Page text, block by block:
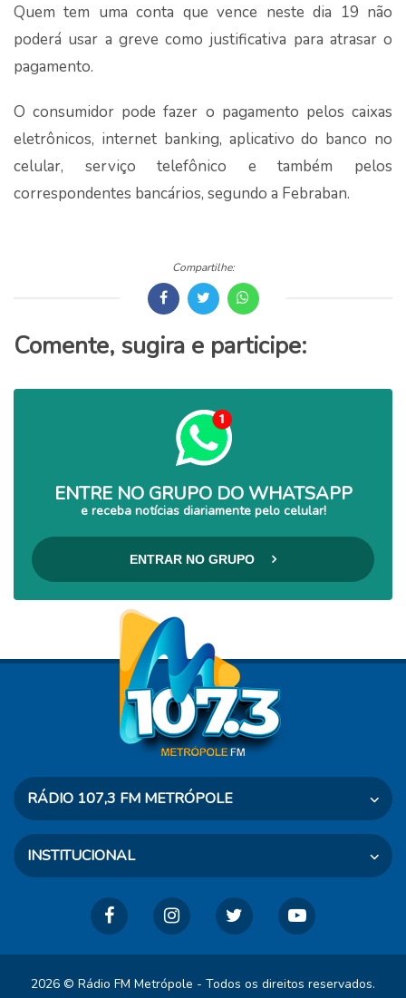
Quem tem uma conta que vence neste dia 19 não
poderá usar a greve como justificativa para atrasar o
pagamento.
O consumidor pode fazer o pagamento pelos caixas
eletrônicos, internet banking, aplicativo do banco no
celular, serviço telefônico e também pelos
correspondentes bancários, segundo a Febraban.
Compartilhe:
Comente, sugira e participe:
ENTRE NO GRUPO DO WHATSAPP
e receba notícias diariamente pelo celular!
ENTRAR NO GRUPO
RÁDIO 107,3 FM METRÓPOLE
Rua Dr. Taves, 460 - Osvaldo Cruz - SP
Telefone: (18) 3528-2500
WhatsApp: (18) 3528-2500
INSTITUCIONAL
Galeria de Fotos
Vídeos
Agenda
No ar ao Vivo
Fale Conosco
2026 © Rádio FM Metrópole - Todos os direitos reservados.